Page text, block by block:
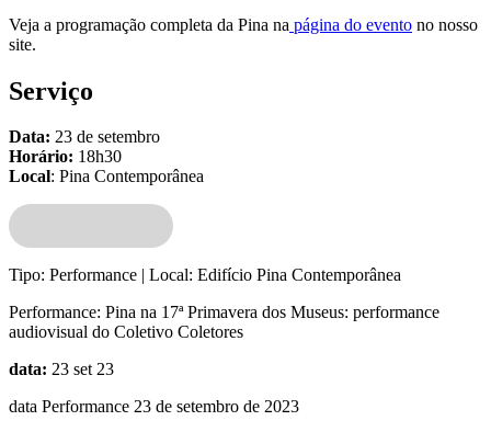
Veja a programação completa da Pina na página do evento no nosso
site.
Serviço
Data: 23 de setembro
Horário: 18h30
Local: Pina Contemporânea
Tipo: Performance | Local: Edifício Pina Contemporânea
Performance: Pina na 17ª Primavera dos Museus: performance
audiovisual do Coletivo Coletores
data: 23 set 23
data Performance 23 de setembro de 2023